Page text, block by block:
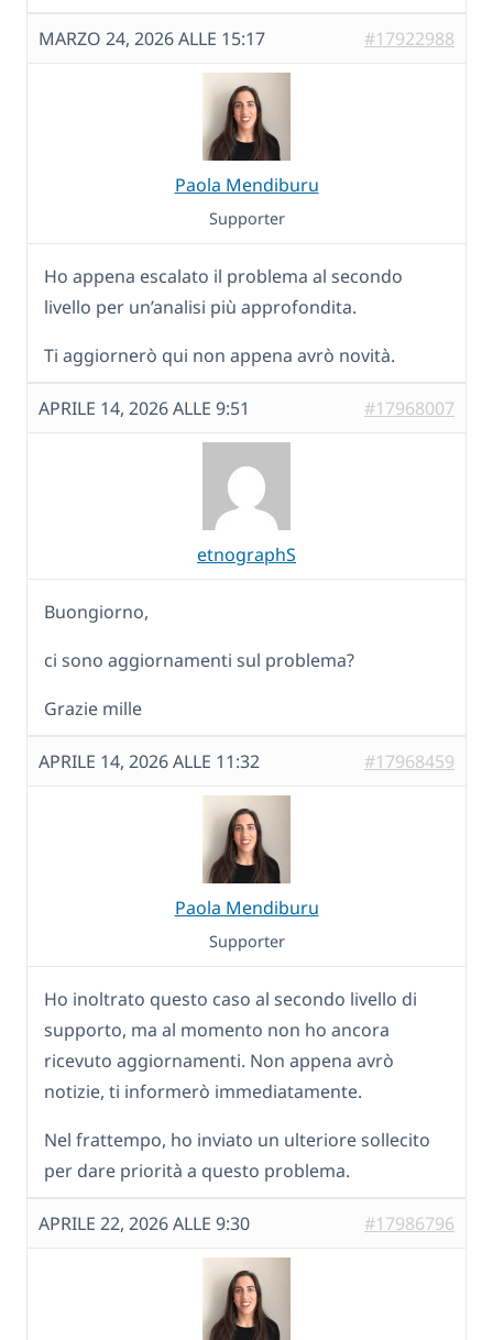
MARZO 24, 2026 ALLE 15:17 #17922988
Paola Mendiburu
Supporter
Ho appena escalato il problema al secondo
livello per un’analisi più approfondita.
Ti aggiornerò qui non appena avrò novità.
APRILE 14, 2026 ALLE 9:51 #17968007
etnographS
Buongiorno,
ci sono aggiornamenti sul problema?
Grazie mille
APRILE 14, 2026 ALLE 11:32 #17968459
Paola Mendiburu
Supporter
Ho inoltrato questo caso al secondo livello di
supporto, ma al momento non ho ancora
ricevuto aggiornamenti. Non appena avrò
notizie, ti informerò immediatamente.
Nel frattempo, ho inviato un ulteriore sollecito
per dare priorità a questo problema.
APRILE 22, 2026 ALLE 9:30 #17986796